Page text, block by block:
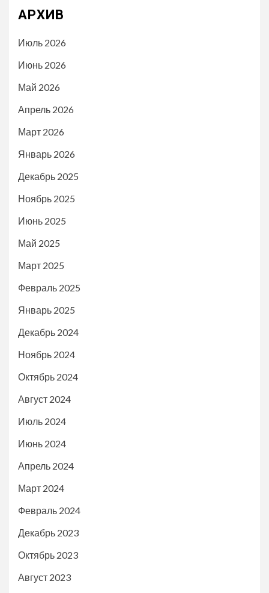
АРХИВ
Июль 2026
Июнь 2026
Май 2026
Апрель 2026
Март 2026
Январь 2026
Декабрь 2025
Ноябрь 2025
Июнь 2025
Май 2025
Март 2025
Февраль 2025
Январь 2025
Декабрь 2024
Ноябрь 2024
Октябрь 2024
Август 2024
Июль 2024
Июнь 2024
Апрель 2024
Март 2024
Февраль 2024
Декабрь 2023
Октябрь 2023
Август 2023